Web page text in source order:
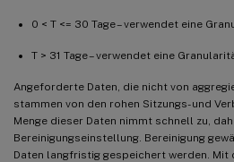
0 < T <= 30 Tage – verwendet eine
T > 31 Tage – verwendet eine
Angeforderte Daten, die nicht von
stammen von den rohen Sitzungs- und
Menge dieser Daten nimmt schnell zu,
Bereinigungseinstellung. Bereinigung
Daten langfristig gespeichert werden. Mit